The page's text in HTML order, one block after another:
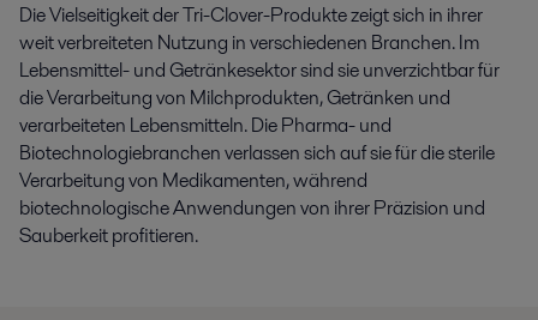
Die Vielseitigkeit der Tri-Clover-Produkte zeigt sich in ihrer
weit verbreiteten Nutzung in verschiedenen Branchen. Im
Lebensmittel- und Getränkesektor sind sie unverzichtbar für
die Verarbeitung von Milchprodukten, Getränken und
verarbeiteten Lebensmitteln. Die Pharma- und
Biotechnologiebranchen verlassen sich auf sie für die sterile
Verarbeitung von Medikamenten, während
biotechnologische Anwendungen von ihrer Präzision und
Sauberkeit profitieren.